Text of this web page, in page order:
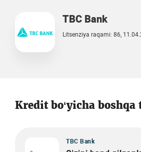
TBC Bank
Litsenziya raqami: 86,
Kredit bo‘yicha
TBC Bank